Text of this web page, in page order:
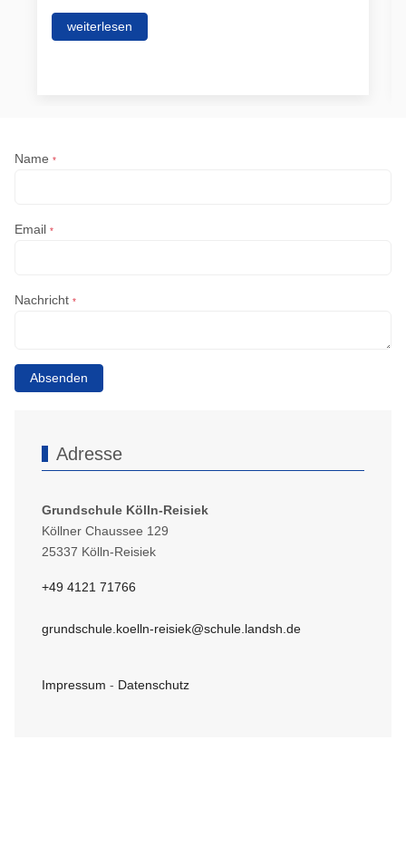
weiterlesen
Name*
Email*
Nachricht*
Absenden
Adresse
Grundschule Kölln-Reisiek
Köllner Chaussee 129
25337 Kölln-Reisiek
+49 4121 71766
grundschule.koelln-reisiek@schule.landsh.de
Impressum - Datenschutz